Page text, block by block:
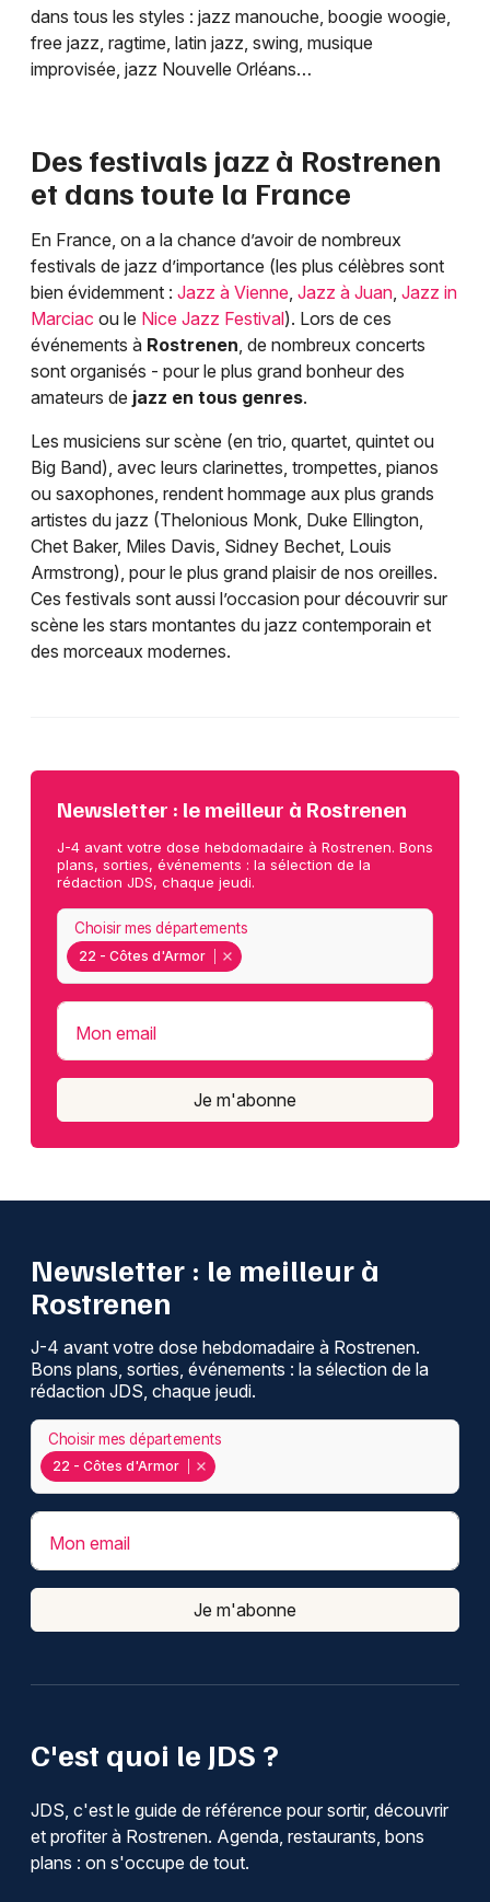
dans tous les styles : jazz manouche, boogie woogie,
free jazz, ragtime, latin jazz, swing, musique
improvisée, jazz Nouvelle Orléans…
Des festivals jazz à Rostrenen
et dans toute la France
En France, on a la chance d’avoir de nombreux
festivals de jazz d’importance (les plus célèbres sont
bien évidemment : Jazz à Vienne, Jazz à Juan, Jazz in
Marciac ou le Nice Jazz Festival). Lors de ces
événements à Rostrenen, de nombreux concerts
sont organisés - pour le plus grand bonheur des
amateurs de jazz en tous genres.
Les musiciens sur scène (en trio, quartet, quintet ou
Big Band), avec leurs clarinettes, trompettes, pianos
ou saxophones, rendent hommage aux plus grands
artistes du jazz (Thelonious Monk, Duke Ellington,
Chet Baker, Miles Davis, Sidney Bechet, Louis
Armstrong), pour le plus grand plaisir de nos oreilles.
Ces festivals sont aussi l’occasion pour découvrir sur
scène les stars montantes du jazz contemporain et
des morceaux modernes.
Newsletter : le meilleur à Rostrenen
J-4 avant votre dose hebdomadaire à Rostrenen. Bons
plans, sorties, événements : la sélection de la
rédaction JDS, chaque jeudi.
22 - Côtes d'Armor
Choisir mes départements
Mon email
Je m'abonne
C'est quoi le JDS ?
JDS, c'est le guide de référence pour sortir, découvrir
et profiter à Rostrenen. Agenda, restaurants, bons
plans : on s'occupe de tout.
Newsletter : le meilleur à
Rostrenen
J-4 avant votre dose hebdomadaire à Rostrenen.
Bons plans, sorties, événements : la sélection de la
rédaction JDS, chaque jeudi.
22 - Côtes d'Armor
Choisir mes départements
Mon email
Je m'abonne